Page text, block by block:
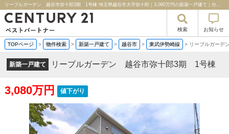
リーブルガーデン 越谷市弥十郎3期 1号棟 埼玉県越谷市大字弥十郎｜3,080万円の新築一戸建て｜分譲住宅や新築物件｜センチュリー２１ベストパートナー
検索 お知らせ
TOPページ > 物件検索 > 新築一戸建て > 越谷市 > 東武伊勢崎線 > リーブルガー
新築一戸建て リーブルガーデン 越谷市弥十郎3期 1号棟
3,080万円 値下がり